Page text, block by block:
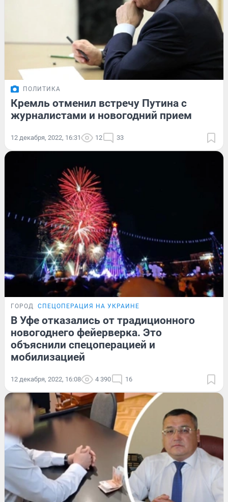
ПОЛИТИКА
Кремль отменил встречу Путина с
журналистами и новогодний прием
12 декабря, 2022, 16:31 12 33
ГОРОД СПЕЦОПЕРАЦИЯ НА УКРАИНЕ
В Уфе отказались от традиционного
новогоднего фейерверка. Это
объяснили спецоперацией и
мобилизацией
12 декабря, 2022, 16:08 4 390 16